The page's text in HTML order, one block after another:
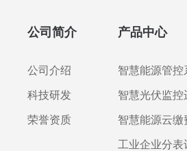
公司简介
公司介绍
科技研发
荣誉资质
产品中心
智慧能源管控
智慧光伏监控
智慧能源云缴
工业企业分